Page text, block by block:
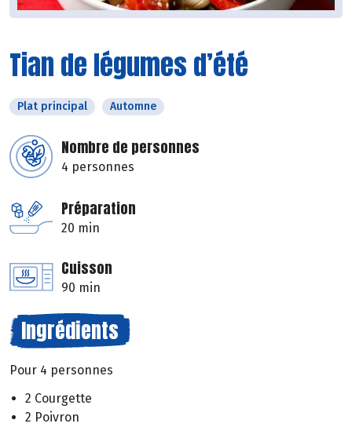
Tian de légumes d’été
Plat principal Automne
Nombre de personnes
4 personnes
Préparation
20 min
Cuisson
90 min
Ingrédients
Pour 4 personnes
2 Courgette
2 Poivron